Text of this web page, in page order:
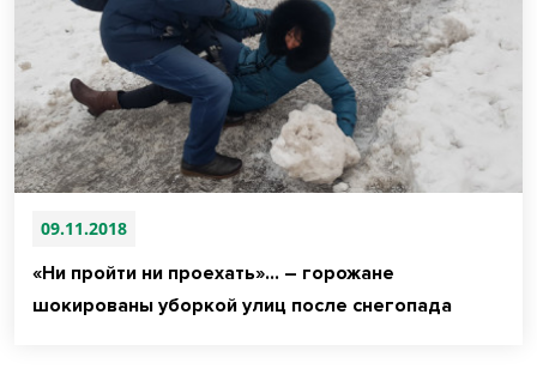
09.11.2018
«Ни пройти ни проехать»... – горожане
шокированы уборкой улиц после снегопада